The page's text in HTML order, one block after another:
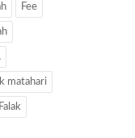
Fee
matahari